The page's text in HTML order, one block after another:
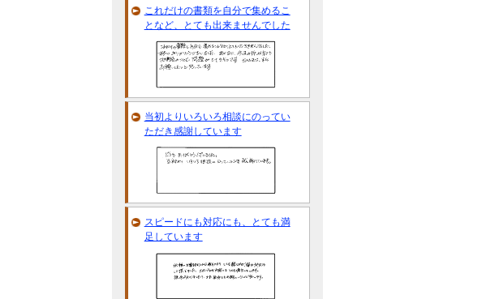
これだけの書類を自分で集めるこ
となど、とても出来ませんでした
当初よりいろいろ相談にのってい
ただき感謝しています
スピードにも対応にも、とても満
足しています